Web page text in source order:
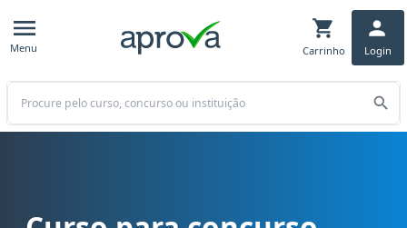
Menu Carrinho Login
Buscar
Curso para concurso Cariacica/ES - Prefeitura Municipal cargo